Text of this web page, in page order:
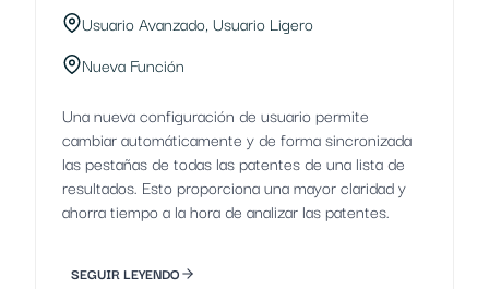
Usuario Avanzado, Usuario Ligero
Nueva Función
Una nueva configuración de usuario permite
cambiar automáticamente y de forma sincronizada
las pestañas de todas las patentes de una lista de
resultados. Esto proporciona una mayor claridad y
ahorra tiempo a la hora de analizar las patentes.
SEGUIR LEYENDO